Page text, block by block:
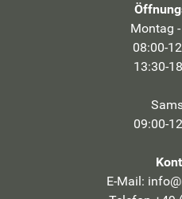
Montag
08:00-
13:30-
09:00-
E-Mail: